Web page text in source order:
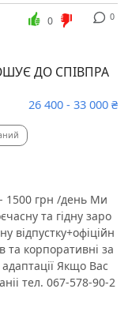
0
0
ДО СПІВПРА
26 400 - 33 000 ₴
1500 грн /день Ми
та гідну заро
відпустку+офіційн
корпоративні за
Якщо Вас
тел. 067-578-90-2